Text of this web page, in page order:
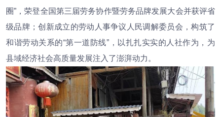
圈”，荣登全国第三届劳务协作暨劳务品牌发展大会并获评省
级品牌；创新成立的劳动人事争议人民调解委员会，构筑了
和谐劳动关系的“第一道防线”，以扎扎实实的人社作为，为
县域经济社会高质量发展注入了澎湃动力。